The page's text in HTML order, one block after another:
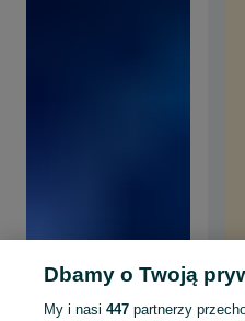
Dbamy o Twoją
My i nasi 447partnerzy